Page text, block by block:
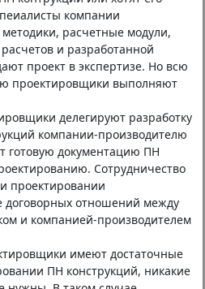
компании
расчетные модули,
и разработанной
проект в экспертизе. Но всю
проектировщики выполняют
делегируют разработку
компании-производителю
готовую документацию ПН
Сотрудничество
проектировании
договорных отношений между
и компанией-производителем
имеют достаточные
ПН конструкций, никакие